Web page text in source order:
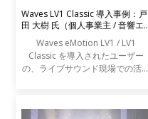
Waves LV1 Classic 導入事例：戸
田 大樹 氏（個人事業主 / 音響エ
ンジニア）
Waves eMotion LV1 / LV1
Classic を導入されたユーザー
の、ライブサウンド現場での活用